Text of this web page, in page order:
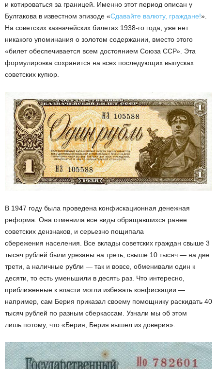
и котироваться за границей. Именно этот период описан у
Булгакова в известном эпизоде «Сдавайте валюту, граждане!».
На советских казначейских билетах 1938-го года, уже нет
никакого упоминания о золотом содержании, вместо этого
«билет обеспечивается всем достоянием Союза ССР». Эта
формулировка сохранится на всех последующих выпусках
советских купюр.
В 1947 году была проведена конфискационная денежная
реформа. Она отменила все виды обращавшихся ранее
советских дензнаков, и серьезно пощипала
сбережения населения. Все вклады советских граждан свыше 3
тысяч рублей были урезаны на треть, свыше 10 тысяч — на две
трети, а наличные рубли — так и вовсе, обменивали один к
десяти, то есть уменьшили в десять раз. Что интересно,
приближенные к власти могли избежать конфискации —
например, сам Берия приказал своему помощнику раскидать 40
тысяч рублей по разным сберкассам. Узнали мы об этом
лишь потому, что «Берия, Берия вышел из доверия».